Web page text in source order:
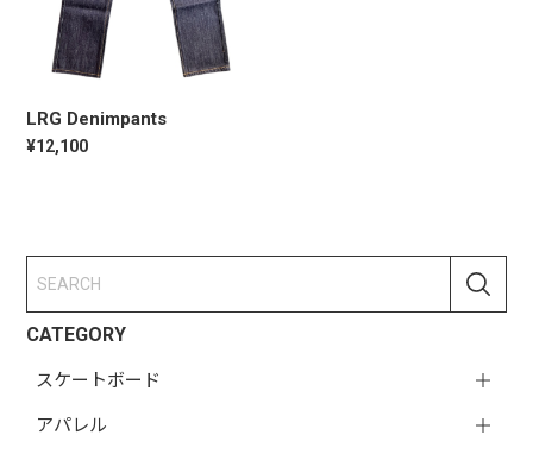
CATEGORY
スケートボード
アパレル
LRG Denimpants
¥12,100